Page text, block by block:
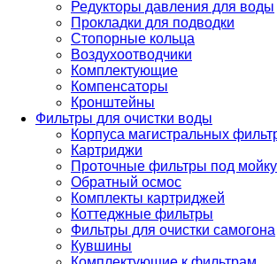
Редукторы давления для воды
Прокладки для подводки
Стопорные кольца
Воздухоотводчики
Комплектующие
Компенсаторы
Кронштейны
Фильтры для очистки воды
Корпуса магистральных
Картриджи
Проточные фильтры под мойку
Обратный осмос
Комплекты картриджей
Коттеджные фильтры
Фильтры для очистки самогона
Кувшины